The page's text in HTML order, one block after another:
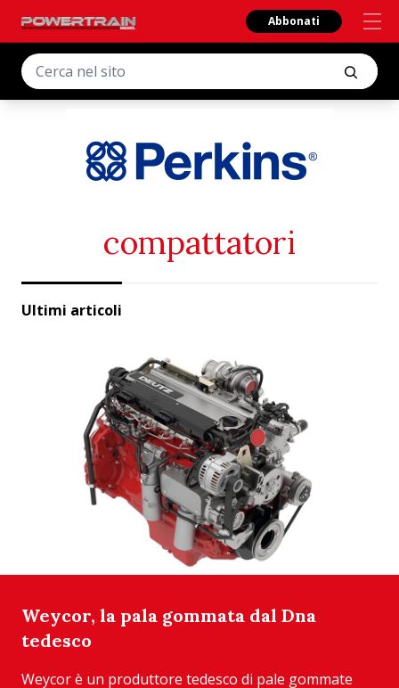
Abbonati
compattatori
Ultimi articoli
Weycor, la pala gommata dal Dna
tedesco
Weycor è un produttore tedesco di pale gommate